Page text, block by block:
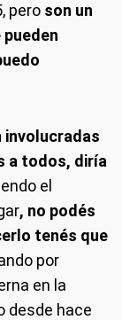
pero son un
involucradas
a todos, diría
el
, no podés
tenés que
por
en la
desde hace